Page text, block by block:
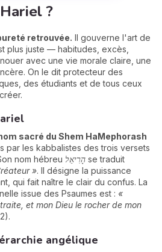
?
retrouvée. Il gouverne l'art de
plus juste — habitudes, excès,
avec une vie morale claire, une
On le dit protecteur des
des étudiants et de tous ceux
sacré du Shem HaMephorash
par les kabbalistes des trois versets
nom hébreu הָרִיאֵל se traduit
». Il désigne la puissance
qui fait naître le clair du confus. La
issue des Psaumes est : «
et mon Dieu le rocher de mon
angélique